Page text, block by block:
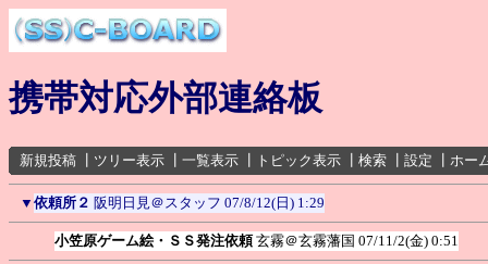
携帯対応外部連絡板
新規投稿 ツリー表示 一覧表示 トピック表示 検索 設定 ホー
▼ 依頼所２ 阪明日見＠スタッフ 07/8/12(日) 1:29
小笠原ゲーム絵・ＳＳ発注依頼 玄霧＠玄霧藩国 07/11/2(金) 0:51